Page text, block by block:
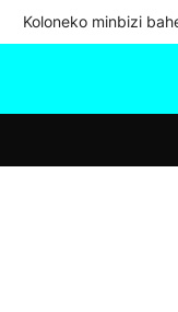
Koloneko minbizi